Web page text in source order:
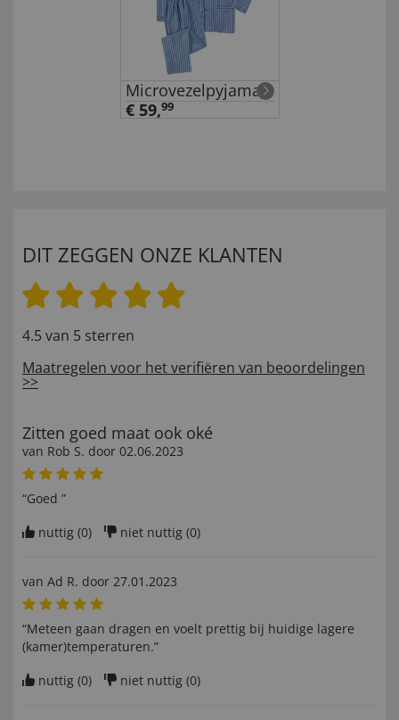
Microvezelpyjama
€ 59,99
DIT ZEGGEN ONZE KLANTEN
4.5 van 5 sterren
Maatregelen voor het verifiëren van beoordelingen
>>
Zitten goed maat ook oké
van Rob S. door 02.06.2023
“Goed ”
nuttig (0) niet nuttig (0)
van Ad R. door 27.01.2023
“Meteen gaan dragen en voelt prettig bij huidige lagere
(kamer)temperaturen.”
nuttig (0) niet nuttig (0)